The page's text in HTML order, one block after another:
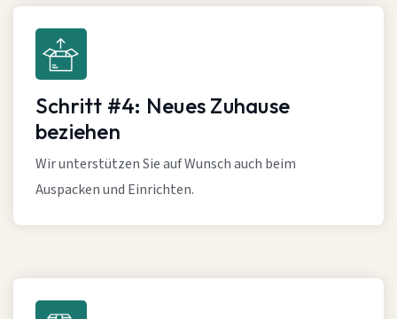
Schritt #4: Neues Zuhause
beziehen
Wir unterstützen Sie auf Wunsch auch beim
Auspacken und Einrichten.